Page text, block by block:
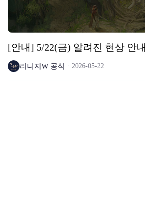
[안내] 5/22(금) 알려진 현상 안내
리니지W 공식 2026-05-22